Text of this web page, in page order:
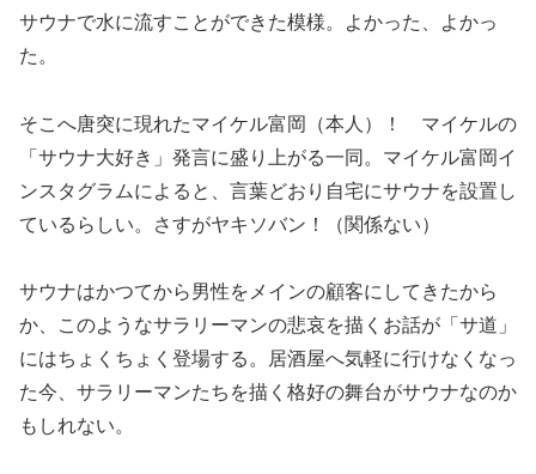
サウナで水に流すことができた模様。よかった、よかっ
た。
そこへ唐突に現れたマイケル富岡（本人）！ マイケルの
「サウナ大好き」発言に盛り上がる一同。マイケル富岡イ
ンスタグラムによると、言葉どおり自宅にサウナを設置し
ているらしい。さすがヤキソバン！（関係ない）
サウナはかつてから男性をメインの顧客にしてきたから
か、このようなサラリーマンの悲哀を描くお話が「サ道」
にはちょくちょく登場する。居酒屋へ気軽に行けなくなっ
た今、サラリーマンたちを描く格好の舞台がサウナなのか
もしれない。